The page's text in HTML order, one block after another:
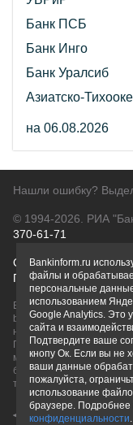
Банк ПСБ
Банк Инго
Банк Уралсиб
Азиатско-
на 06.08.2026
Нашли ошибку?
© 1994-2026. РИА
370-61-71
О проектеПолитика
Правовая
Вся информация о
bankinform.ru, носит
не является публичной
ГК РФ. Информация не
может быть изменена.
банков или при личном
товарные знаки
Bankinform.ru
файлы и
персональные
использованием
Google Analytics. Это
сайта и
Подтвердите ваше
кнопу Ок. Если вы не
ваши данные
пожалуйста,
использование
браузере. Подробнее
конфиденциальности.